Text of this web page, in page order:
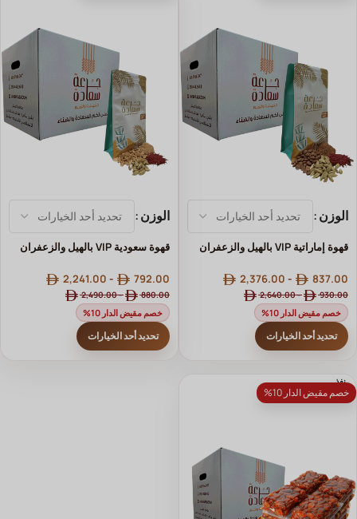
الوزن
قهوة إماراتية VIP بالهيل والزعفران
930.00
-
2,640.00
837.00
-
2,376.00
خصم مقيض الدار 10%
تحديد أحد الخيارات
الوزن
قهوة سعودية VIP بالهيل والزعفران
880.00
-
2,490.00
792.00
-
2,241.00
خصم مقيض الدار 10%
تحديد أحد الخيارات
خصم مقيض الدار 10%
نفذ